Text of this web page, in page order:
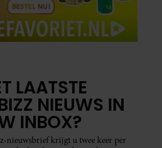
LAATSTE
NIEUWS IN
INBOX?
nieuwsbrief krijgt u twee keer per